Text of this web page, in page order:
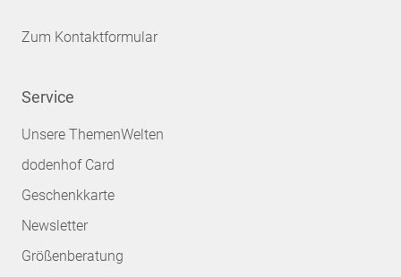
Zum Kontaktformular
Service
Unsere ThemenWelten
dodenhof Card
Geschenkkarte
Newsletter
Größenberatung